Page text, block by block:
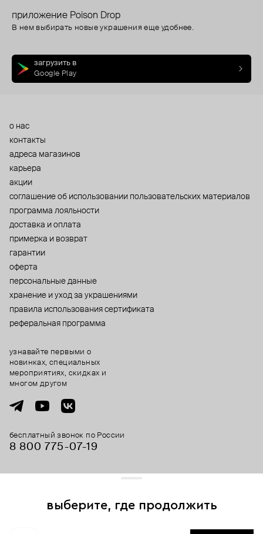
приложение Poison Drop
В нем выбирать новые украшения еще удобнее.
загрузить в
Google Play
о нас
контакты
адреса магазинов
карьера
акции
cоглашение об использовании пользовательских материалов
программа лояльности
доставка и оплата
примерка и возврат
гарантии
оферта
персональные данные
хранение и уход за украшениями
правила использования сертификата
реферальная программа
бесплатный звонок по России
8 800 775⁠-07⁠-19
узнавайте первыми о
новинках, специальных
мероприятиях, скидках и
многом другом
выберите, где продолжить